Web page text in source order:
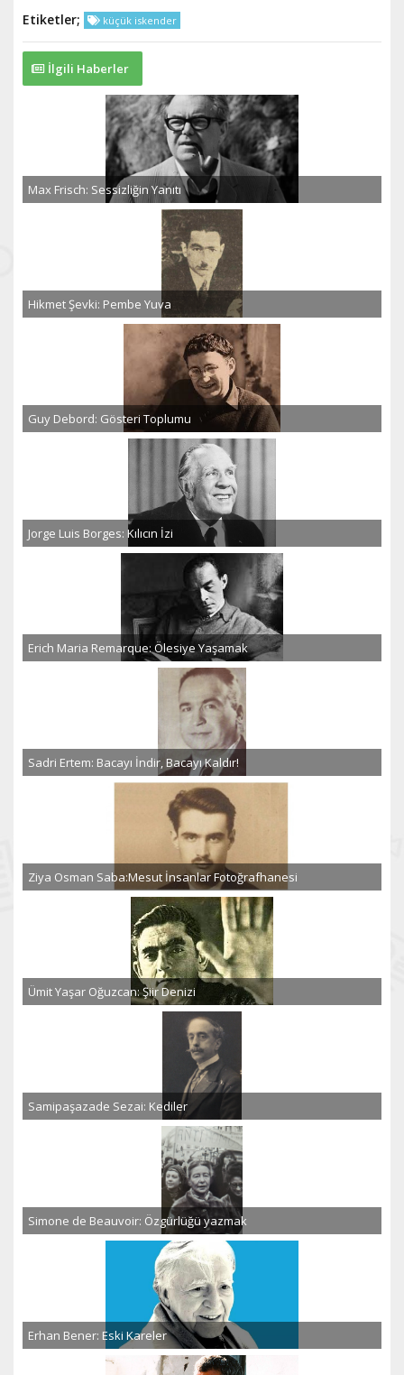
Etiketler; küçük iskender
İlgili Haberler
Max Frisch: Sessizliğin Yanıtı
Hikmet Şevki: Pembe Yuva
Guy Debord: Gösteri Toplumu
Jorge Luis Borges: Kılıcın İzi
Erich Maria Remarque: Ölesiye Yaşamak
Sadri Ertem: Bacayı İndir, Bacayı Kaldır!
Ziya Osman Saba:Mesut İnsanlar Fotoğrafhanesi
Ümit Yaşar Oğuzcan: Şiir Denizi
Samipaşazade Sezai: Kediler
Simone de Beauvoir: Özgürlüğü yazmak
Erhan Bener: Eski Kareler